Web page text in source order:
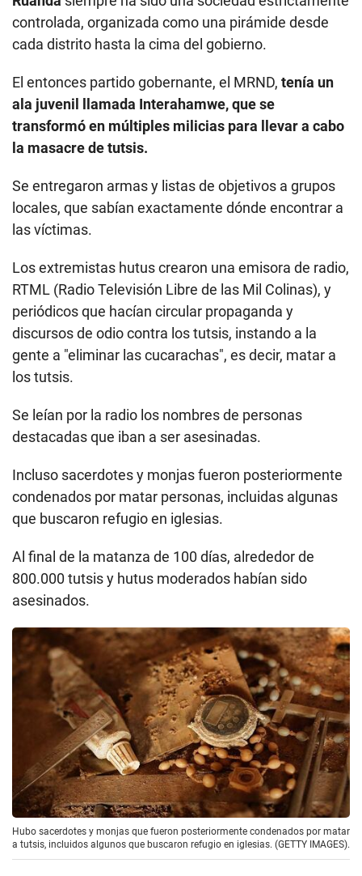
controlada, organizada como una pirámide desde
cada distrito hasta la cima del gobierno.
El entonces partido gobernante, el MRND, tenía un
ala juvenil llamada Interahamwe, que se
transformó en múltiples milicias para llevar a cabo
la masacre de tutsis.
Se entregaron armas y listas de objetivos a grupos
locales, que sabían exactamente dónde encontrar a
las víctimas.
Los extremistas hutus crearon una emisora de radio,
RTML (Radio Televisión Libre de las Mil Colinas), y
periódicos que hacían circular propaganda y
discursos de odio contra los tutsis, instando a la
gente a "eliminar las cucarachas", es decir, matar a
los tutsis.
Se leían por la radio los nombres de personas
destacadas que iban a ser asesinadas.
Incluso sacerdotes y monjas fueron posteriormente
condenados por matar personas, incluidas algunas
que buscaron refugio en iglesias.
Al final de la matanza de 100 días, alrededor de
800.000 tutsis y hutus moderados habían sido
asesinados.
Hubo sacerdotes y monjas que fueron posteriormente condenados por matar
a tutsis, incluidos algunos que buscaron refugio en iglesias. (GETTY IMAGES).